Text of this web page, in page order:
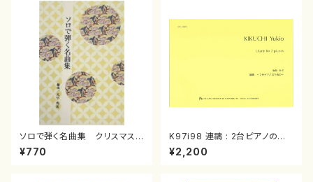
ソロで弾く名曲集 クリスマス・
イブ／恋人がサンタクロース(
箏独奏 /大平光美 編曲/楽
¥770
K97i98 連禱 : 2台ピアノのた
めの（2 Pianos / 菊池 幸夫 /
楽譜）
¥2,200